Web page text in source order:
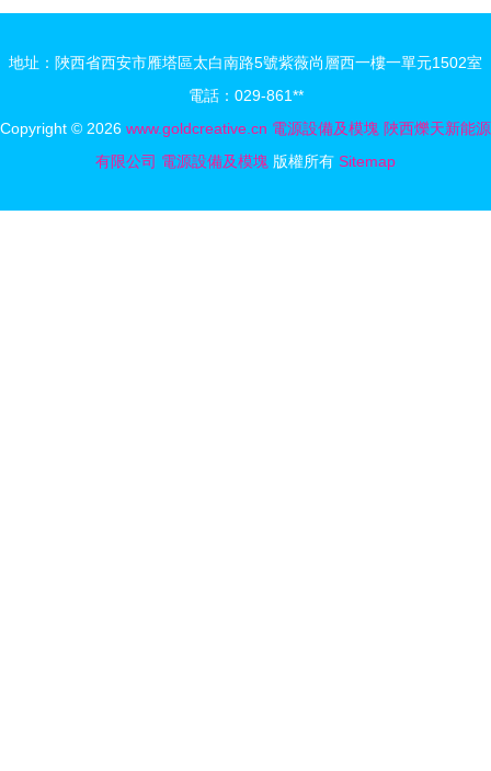
塊全覽
析
地址：陜西省西安市雁塔區太白南路5號紫薇尚層西一樓一單元1502室
電話：029-861**
Copyright © 2026 www.goldcreative.cn 電源設備及模塊 陜西爍天新能源
有限公司 電源設備及模塊 版權所有 Sitemap